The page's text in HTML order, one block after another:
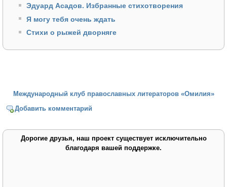
Эдуард Асадов. Избранные стихотворения
Я могу тебя очень ждать
Стихи о рыжей дворняге
Международный клуб православных литераторов «Омилия»
Добавить комментарий
Дорогие друзья, наш проект существует исключительно
благодаря вашей поддержке.